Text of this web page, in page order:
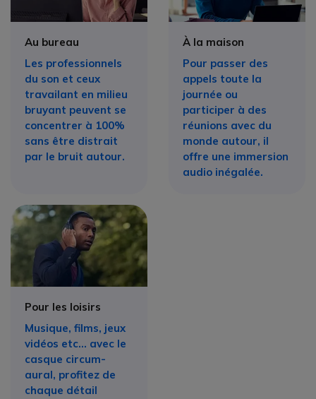
Au bureau
Les professionnels
du son et ceux
travailant en milieu
bruyant peuvent se
concentrer à 100%
sans être distrait
par le bruit autour.
À la maison
Pour passer des
appels toute la
journée ou
participer à des
réunions avec du
monde autour, il
offre une immersion
audio inégalée.
Pour les loisirs
Musique, films, jeux
vidéos etc... avec le
casque circum-
aural, profitez de
chaque détail